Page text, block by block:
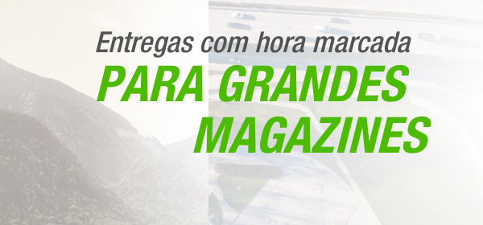
Entregas com hora marcada
PARA GRANDES
MAGAZINES